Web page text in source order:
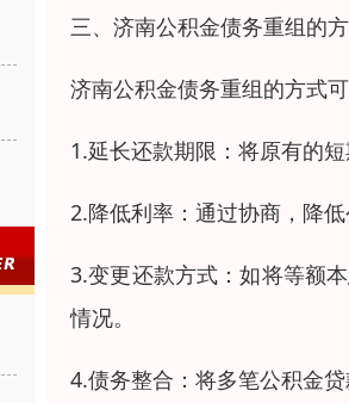
三、济南公积金债务重组的
济南公积金债务重组的方式
1.延长还款期限：将原有的
2.降低利率：通过协商，降
3.变更还款方式：如将等额
情况。
4.债务整合：将多笔公积金